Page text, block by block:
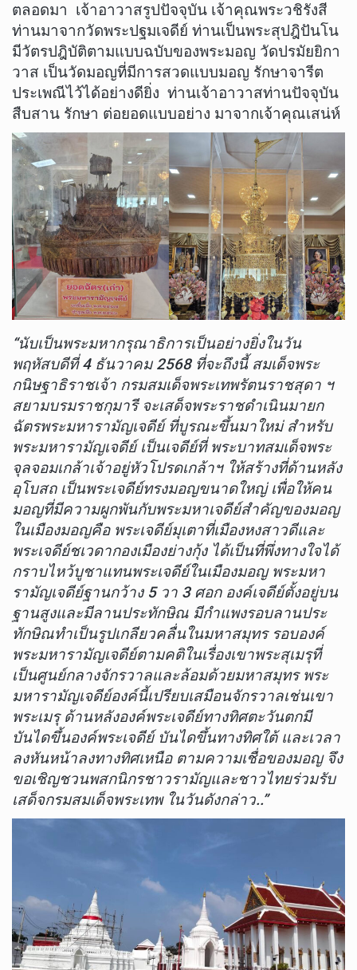
ตลอดมา เจ้าอาวาสรูปปัจจุบัน เจ้าคุณพระวชิรังสี
ท่านมาจากวัดพระปฐมเจดีย์ ท่านเป็นพระสุปฎิปันโน
มีวัตรปฎิบัติตามแบบฉบับของพระมอญ วัดปรมัยยิกา
วาส เป็นวัดมอญที่มีการสวดแบบมอญ รักษาจารีต
ประเพณีไว้ได้อย่างดียิ่ง ท่านเจ้าอาวาสท่านปัจจุบัน
สืบสาน รักษา ต่อยอดแบบอย่าง มาจากเจ้าคุณเสน่ห์
“นับเป็นพระมหากรุณาธิการเป็นอย่างยิ่งในวัน
พฤหัสบดีที่ 4 ธันวาคม 2568 ที่จะถึงนี้ สมเด็จพระ
กนิษฐาธิราชเจ้า กรมสมเด็จพระเทพรัตนราชสุดา ฯ
สยามบรมราชกุมารี จะเสด็จพระราชดำเนินมายก
ฉัตรพระมหารามัญเจดีย์ ที่บูรณะขึ้นมาใหม่ สำหรับ
พระมหารามัญเจดีย์ เป็นเจดีย์ที่ พระบาทสมเด็จพระ
จุลจอมเกล้าเจ้าอยู่หัวโปรดเกล้าฯ ให้สร้างที่ด้านหลัง
อุโบสถ เป็นพระเจดีย์ทรงมอญขนาดใหญ่ เพื่อให้คน
มอญที่มีความผูกพันกับพระมหาเจดีย์สำคัญของมอญ
ในเมืองมอญคือ พระเจดีย์มุเตาที่เมืองหงสาวดีและ
พระเจดีย์ชเวดากองเมืองย่างกุ้ง ได้เป็นที่พึ่งทางใจได้
กราบไหว้บูชาแทนพระเจดีย์ในเมืองมอญ พระมหา
รามัญเจดีย์ฐานกว้าง 5 วา 3 ศอก องค์เจดีย์ตั้งอยู่บน
ฐานสูงและมีลานประทักษิณ มีกำแพงรอบลานประ
ทักษิณทำเป็นรูปเกลียวคลื่นในมหาสมุทร รอบองค์
พระมหารามัญเจดีย์ตามคติในเรื่องเขาพระสุเมรุที่
เป็นศูนย์กลางจักรวาลและล้อมด้วยมหาสมุทร พระ
มหารามัญเจดีย์องค์นี้เปรียบเสมือนจักรวาลเช่นเขา
พระเมรุ ด้านหลังองค์พระเจดีย์ทางทิศตะวันตกมี
บันไดขึ้นองค์พระเจดีย์ บันไดขึ้นทางทิศใต้ และเวลา
ลงหันหน้าลงทางทิศเหนือ ตามความเชื่อของมอญ จึง
ขอเชิญชวนพสกนิกรชาวรามัญและชาวไทยร่วมรับ
เสด็จกรมสมเด็จพระเทพ ในวันดังกล่าว..”